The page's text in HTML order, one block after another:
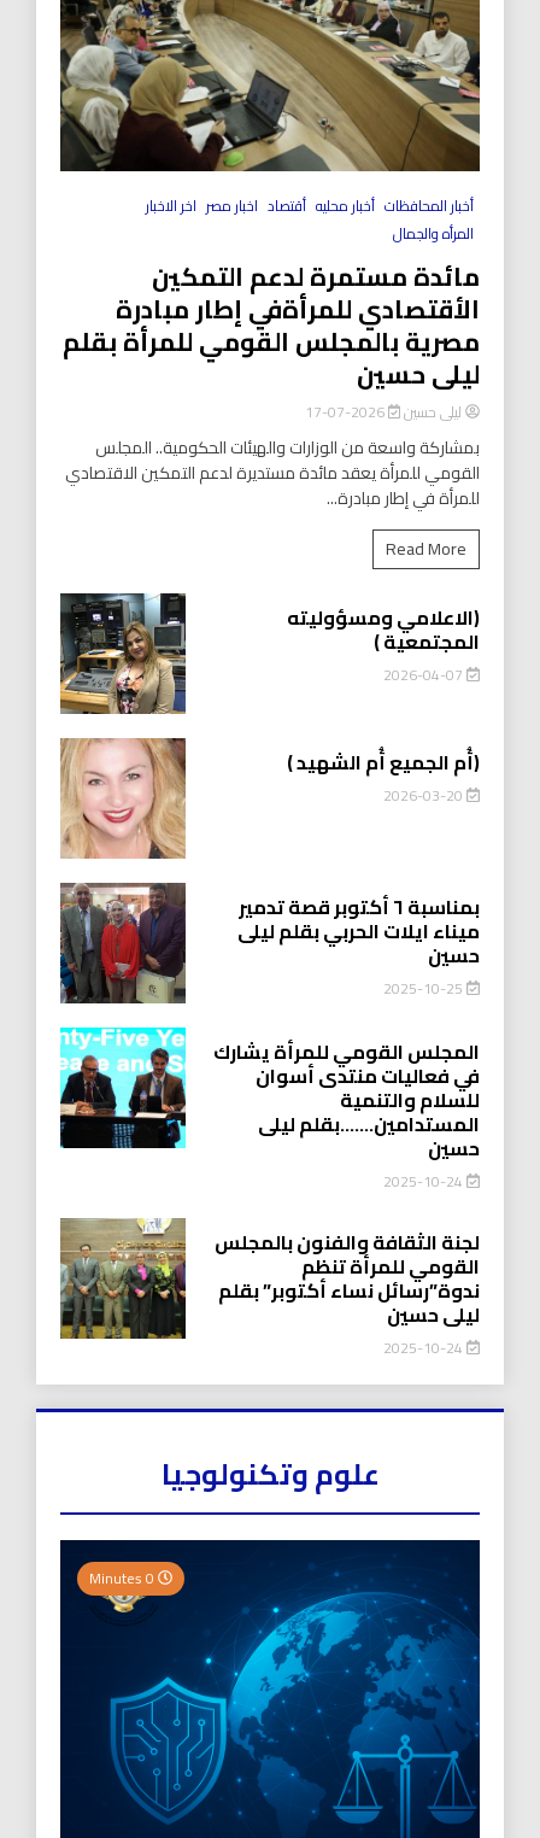
أخبار المحافظات أخبار محليه أقتصاد اخبار مصر اخر الاخبار
المرأه والجمال
مائدة مستمرة لدعم التمكين
الأقتصادي للمرأةفي إطار مبادرة
مصرية بالمجلس القومي للمرأة بقلم
ليلى حسين
ليلى حسين 2026-07-17
بمشاركة واسعة من الوزارات والهيئات الحكومية.. المجلس
القومي للمرأة يعقد مائدة مستديرة لدعم التمكين الاقتصادي
للمرأة في إطار مبادرة...
Read More
(الاعلامي ومسؤوليته
المجتمعية )
2026-04-07
(أُم الجميع أُم الشهيد )
2026-03-20
بمناسبة ٦ أكتوبر قصة تدمير
ميناء ايلات الحربي بقلم ليلى
حسين
2025-10-25
المجلس القومي للمرأة يشارك
في فعاليات منتدى أسوان
للسلام والتنمية
المستدامين…….بقلم ليلى
حسين
2025-10-24
لجنة الثقافة والفنون بالمجلس
القومي للمرأة تنظم
ندوة”رسائل نساء أكتوبر” بقلم
ليلى حسين
2025-10-24
علوم وتكنولوجيا